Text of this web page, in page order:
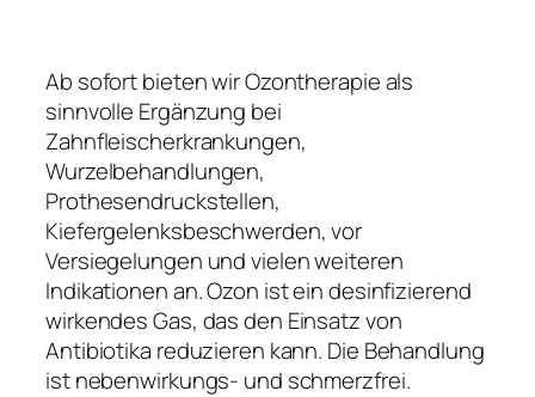
Ab sofort bieten wir Ozontherapie als
sinnvolle Ergänzung bei
Zahnfleischerkrankungen,
Wurzelbehandlungen,
Prothesendruckstellen,
Kiefergelenksbeschwerden, vor
Versiegelungen und vielen weiteren
Indikationen an. Ozon ist ein desinfizierend
wirkendes Gas, das den Einsatz von
Antibiotika reduzieren kann. Die Behandlung
ist nebenwirkungs- und schmerzfrei.